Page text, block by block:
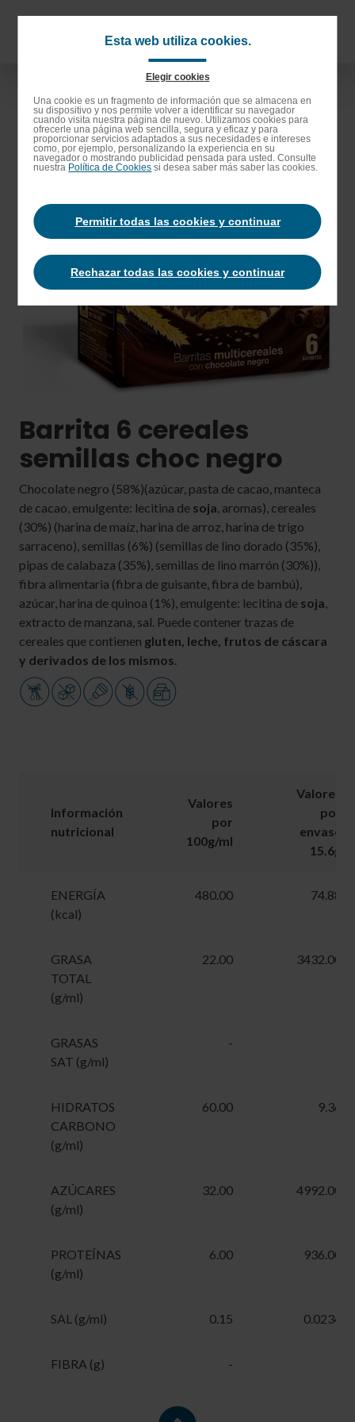
Barrita 6 cereales
semillas choc negro
Chocolate negro (58%)(azúcar, pasta de cacao, manteca
de cacao, emulgente: lecitina de soja, aromas), cereales
(30%) (harina de maíz, harina de arroz, harina de trigo
sarraceno), semillas (6%) (semillas de lino dorado (35%),
pipas de calabaza (35%), semillas de lino marrón (30%)),
fibra alimentaria (fibra de guisante, fibra de bambú),
azúcar, harina de quinoa (1%), emulgente: lecitina de soja,
extracto de manzana, sal. Puede contener trazas de
cereales que contienen gluten, leche, frutos de cáscara
y derivados de los mismos.
Información
nutricional
Valores
por
100g/ml
Valores
por
envase
15.6g
ENERGÍA
(kcal)
480.00 74.88
GRASA
TOTAL
(g/ml)
22.00 3432.00
GRASAS
SAT (g/ml)
-
HIDRATOS
CARBONO
(g/ml)
60.00 9.36
AZÚCARES
(g/ml)
32.00 4992.00
PROTEÍNAS
(g/ml)
6.00 936.00
SAL (g/ml) 0.15 0.0234
FIBRA (g) -
Esta web utiliza cookies.
Elegir cookies
Una cookie es un fragmento de información que se almacena en
su dispositivo y nos permite volver a identificar su navegador
cuando visita nuestra página de nuevo. Utilizamos cookies para
ofrecerle una página web sencilla, segura y eficaz y para
proporcionar servicios adaptados a sus necesidades e intereses
como, por ejemplo, personalizando la experiencia en su
navegador o mostrando publicidad pensada para usted. Consulte
nuestra Política de Cookies si desea saber más saber las cookies.
Permitir todas las cookies y continuar
Rechazar todas las cookies y continuar